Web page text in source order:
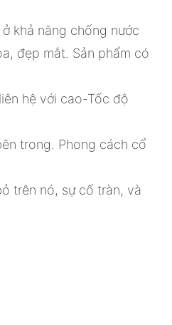
khả năng chống nước
đẹp mắt. Sản phẩm có
hệ với cao-Tốc độ
trong. Phong cách cổ
trên nó, sự cố tràn, và